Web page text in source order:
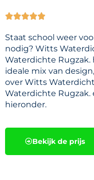

Staat school weer
nodig? Witts
Waterdichte Rugzak.
ideale mix van
over Witts
Waterdichte
hieronder.
Bekijk de prijs